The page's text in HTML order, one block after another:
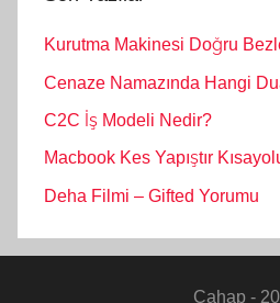
Kurutma Makinesi Doğru
Cenaze Namazında Hangi
C2C İş Modeli Nedir?
Macbook Kes Yapıştır
Deha Filmi – Gifted Yorumu
Cahap -